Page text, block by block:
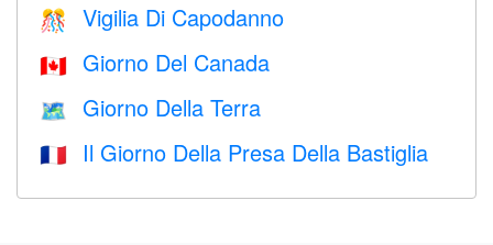
🎊 Vigilia Di Capodanno
🇨🇦 Giorno Del Canada
🗺️ Giorno Della Terra
🇫🇷 Il Giorno Della Presa Della Bastiglia